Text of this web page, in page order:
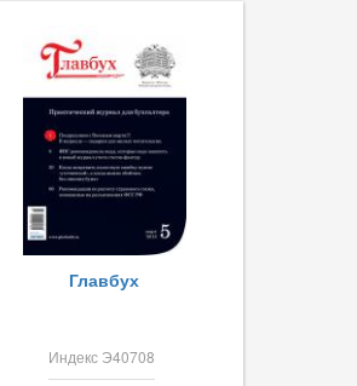
Главбух
Индекс Э40708